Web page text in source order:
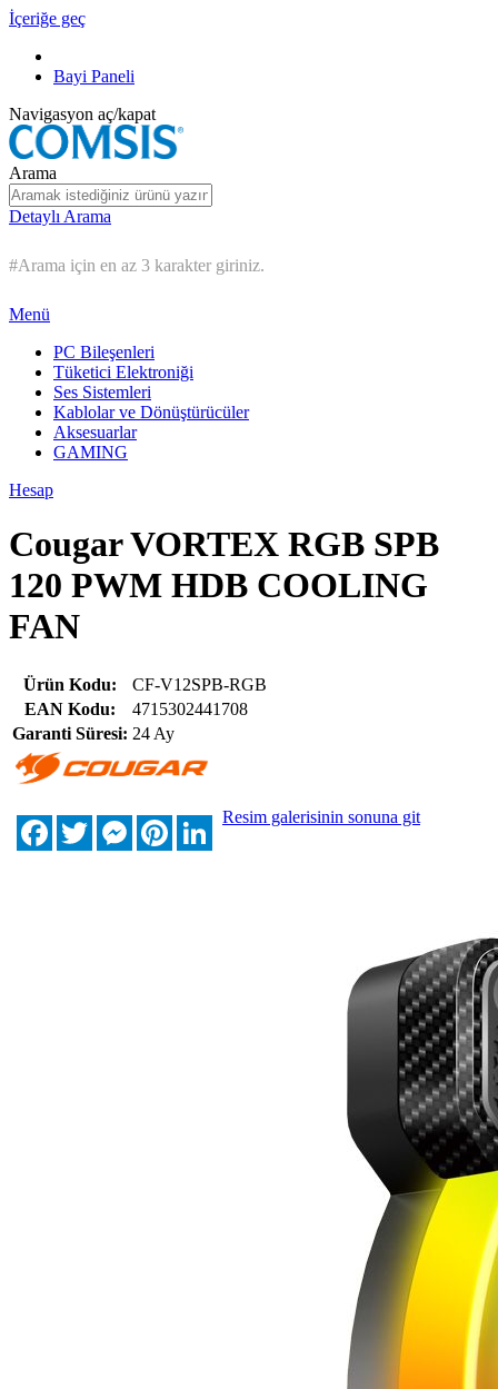
İçeriğe geç
Bayi Paneli
Navigasyon aç/kapat
Arama
Detaylı Arama
#Arama için en az 3 karakter giriniz.
Menü
PC Bileşenleri
Tüketici Elektroniği
Ses Sistemleri
Kablolar ve Dönüştürücüler
Aksesuarlar
GAMING
Hesap
Cougar VORTEX RGB SPB
120 PWM HDB COOLING
FAN
Ürün Kodu:
CF-V12SPB-RGB
EAN Kodu:
4715302441708
Garanti Süresi: 24 Ay
FacebookTwitterMessengerPinterestLinkedIn
Resim galerisinin sonuna git